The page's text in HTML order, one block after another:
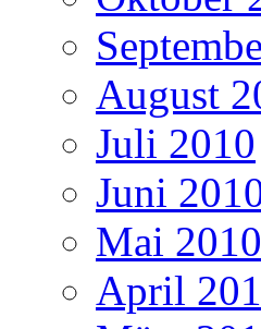
August
Juli 2010
Juni
Mai 2010
April